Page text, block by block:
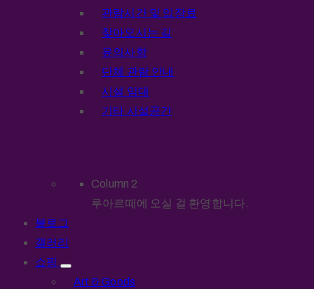
관람시간 및 입장료
찾아오시는 길
유의사항
단체 관람 안내
시설 임대
기타 시설공간
Column 2
루아르떼에 오실 걸 환영합니다.
블로그
갤러리
쇼핑
Art & Goods